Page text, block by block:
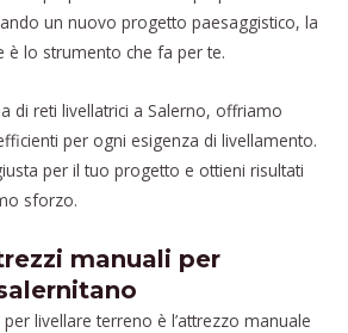
un nuovo progetto paesaggistico, la
è lo strumento che fa per te.
di reti livellatrici a Salerno, offriamo
per ogni esigenza di livellamento.
per il tuo progetto e ottieni risultati
sforzo.
manuali per
livellare terreno è l’attrezzo manuale